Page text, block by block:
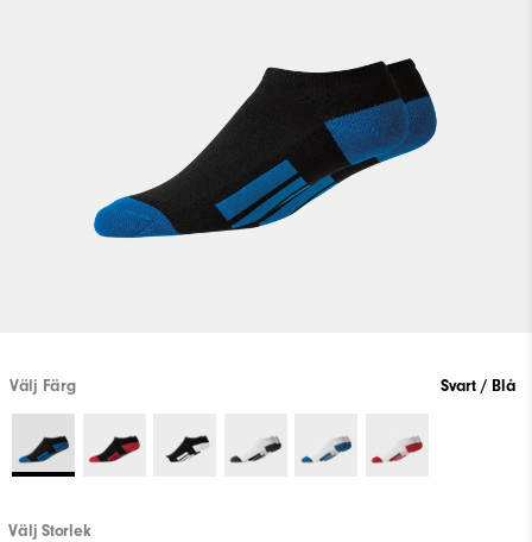
Välj Färg Svart / Blå
Välj Storlek